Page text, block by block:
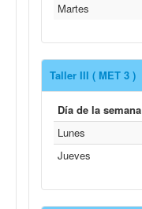
Martes
Taller III ( MET 3 )
Día de la semana
Lunes
Jueves